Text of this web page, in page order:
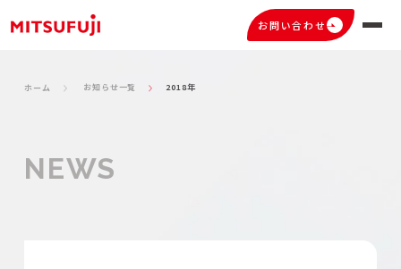
お問い合わせ
ホーム お知らせ一覧 2018年
NEWS